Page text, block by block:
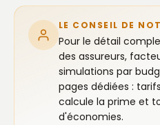
LE CONSEIL DE
Pour le détail
des assureurs,
simulations par
pages dédiées :
calcule la prime et
d'économies.